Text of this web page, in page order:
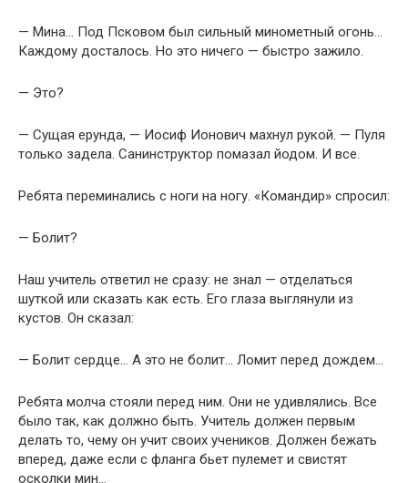
— Мина… Под Псковом был сильный минометный огонь…
Каждому досталось. Но это ничего — быстро зажило.
— Это?
— Сущая ерунда, — Иосиф Ионович махнул рукой. — Пуля
только задела. Санинструктор помазал йодом. И все.
Ребята переминались с ноги на ногу. «Командир» спросил:
— Болит?
Наш учитель ответил не сразу: не знал — отделаться
шуткой или сказать как есть. Его глаза выглянули из
кустов. Он сказал:
— Болит сердце… А это не болит… Ломит перед дождем…
Ребята молча стояли перед ним. Они не удивлялись. Все
было так, как должно быть. Учитель должен первым
делать то, чему он учит своих учеников. Должен бежать
вперед, даже если с фланга бьет пулемет и свистят
осколки мин…